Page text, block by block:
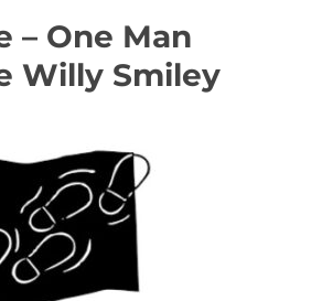
– One Man
Willy Smiley